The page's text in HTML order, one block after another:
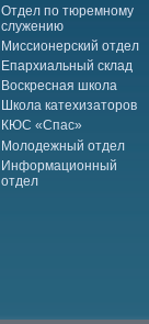
Отдел по тюремному
служению
Миссионерский отдел
Епархиальный склад
Воскресная школа
Школа катехизаторов
КЮС «Спас»
Молодежный отдел
Информационный
отдел